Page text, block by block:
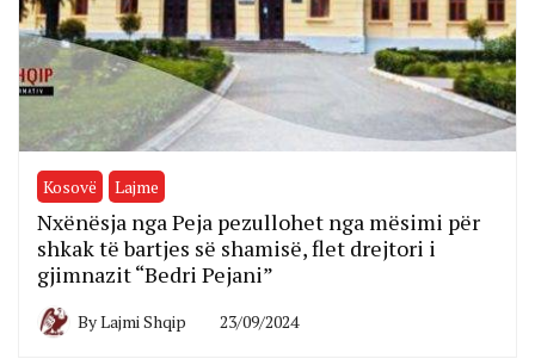
Kosovë Lajme
Nxënësja nga Peja pezullohet nga mësimi për
shkak të bartjes së shamisë, flet drejtori i
gjimnazit “Bedri Pejani”
ByLajmi Shqip 23/09/2024